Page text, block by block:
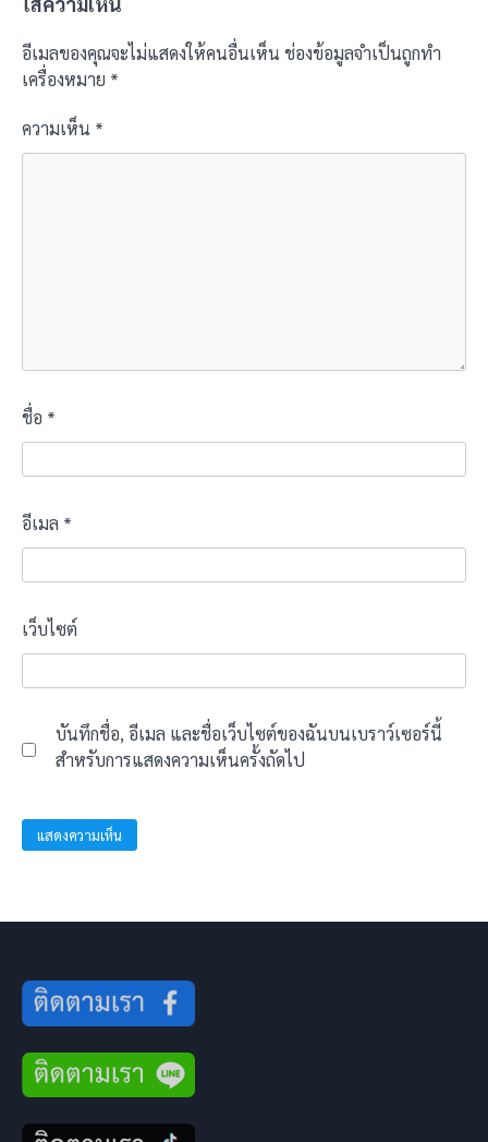
อีเมลของคุณจะไม่แสดงให้คนอื่นเห็น ช่องข้อมูลจำเป็นถูกทำ
เครื่องหมาย *
ความเห็น *
ชื่อ *
อีเมล *
เว็บไซต์
บันทึกชื่อ, อีเมล และชื่อเว็บไซต์ของฉันบนเบราว์เซอร์นี้
สำหรับการแสดงความเห็นครั้งถัดไป